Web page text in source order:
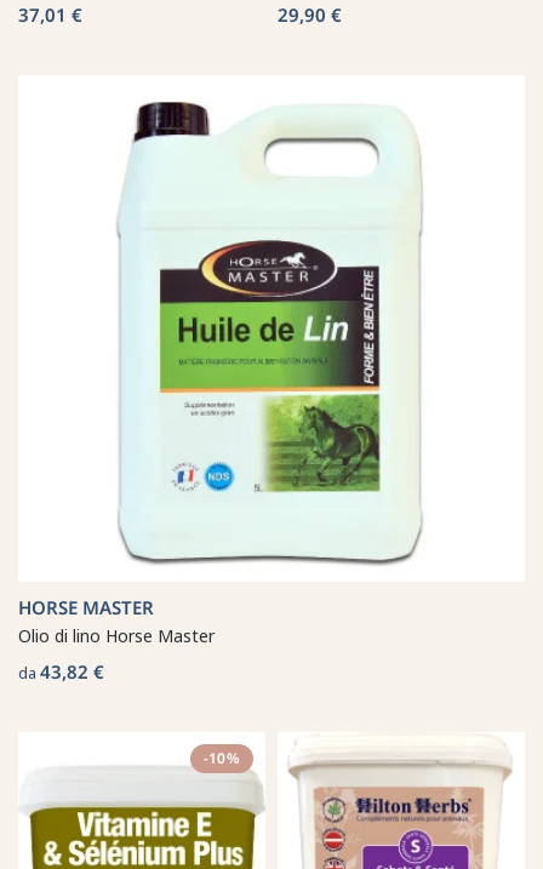
37,01 € 29,90 €
HORSE MASTER
Olio di lino Horse Master
da 43,82 €
-10%